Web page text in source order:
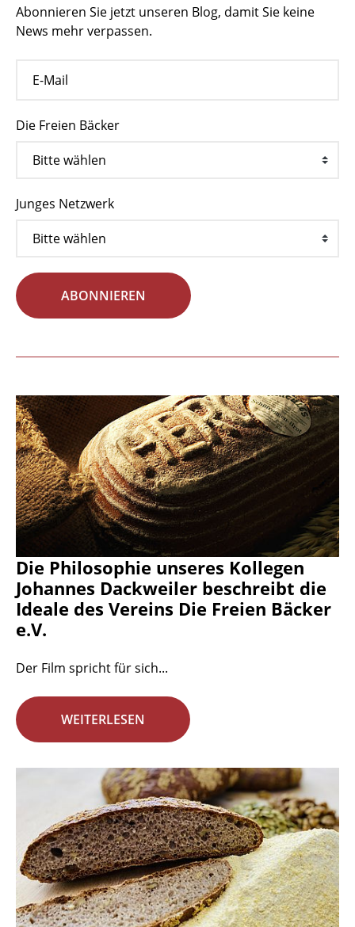
Abonnieren Sie jetzt unseren Blog, damit Sie keine
News mehr verpassen.
Die Freien Bäcker
Junges Netzwerk
ABONNIEREN
Die Philosophie unseres Kollegen
Johannes Dackweiler beschreibt die
Ideale des Vereins Die Freien Bäcker
e.V.
Der Film spricht für sich...
WEITERLESEN